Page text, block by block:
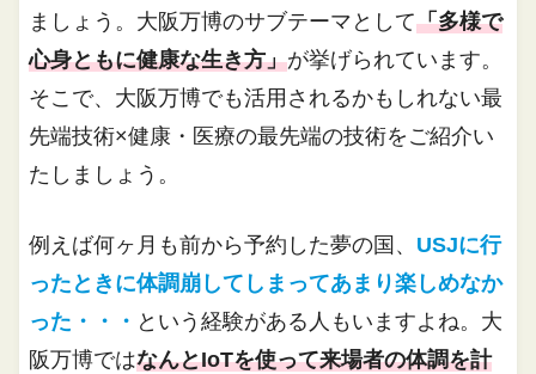
ましょう。大阪万博のサブテーマとして「多様で
心身ともに健康な生き方」が挙げられています。
そこで、大阪万博でも活用されるかもしれない最
先端技術×健康・医療の最先端の技術をご紹介い
たしましょう。
例えば何ヶ月も前から予約した夢の国、 USJに行
ったときに体調崩してしまってあまり楽しめなか
った・・・ という経験がある人もいますよね。大
阪万博ではなんとIoTを使って来場者の体調を計